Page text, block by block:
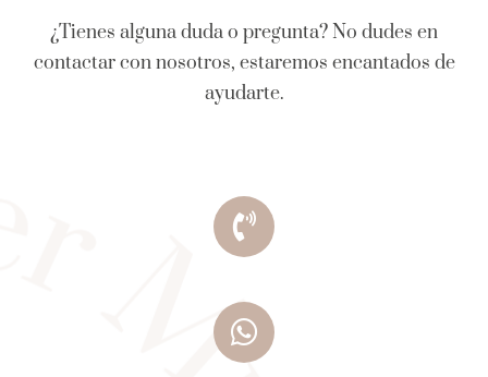
¿Tienes alguna duda o pregunta? No dudes en
contactar con nosotros, estaremos encantados de
ayudarte.